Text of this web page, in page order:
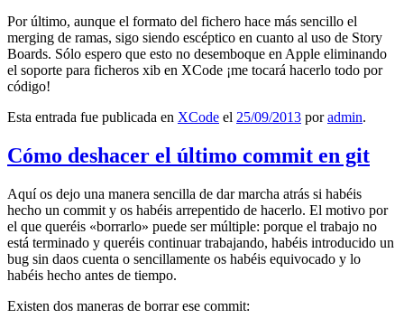
Por último, aunque el formato del fichero hace más sencillo el
merging de ramas, sigo siendo escéptico en cuanto al uso de Story
Boards. Sólo espero que esto no desemboque en Apple eliminando
el soporte para ficheros xib en XCode ¡me tocará hacerlo todo por
código!
Esta entrada fue publicada en XCode el 25/09/2013 poradmin.
Cómo deshacer el último commit en git
Aquí os dejo una manera sencilla de dar marcha atrás si habéis
hecho un commit y os habéis arrepentido de hacerlo. El motivo por
el que queréis «borrarlo» puede ser múltiple: porque el trabajo no
está terminado y queréis continuar trabajando, habéis introducido un
bug sin daos cuenta o sencillamente os habéis equivocado y lo
habéis hecho antes de tiempo.
Existen dos maneras de borrar ese commit: